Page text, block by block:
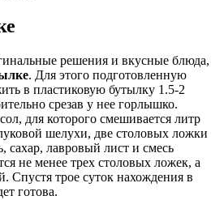
решения и вкусные блюда,
. Для этого подготовленную
в пластиковую бутылку 1.5-2
срезав у нее горлышко.
для которого смешивается литр
шелухи, две столовых ложки
сахар, лавровый лист и смесь
не менее трех столовых ложек, а
Спустя трое суток нахождения в
готова.